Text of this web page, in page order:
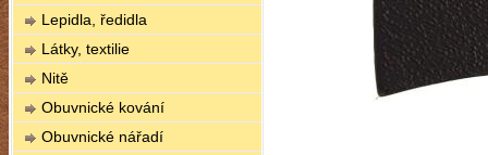
Lepidla, ředidla
Látky, textilie
Nitě
Obuvnické kování
Obuvnické nářadí